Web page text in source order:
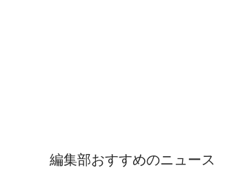
編集部おすすめのニュース